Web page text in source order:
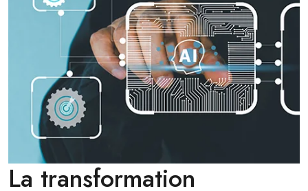
La transformation